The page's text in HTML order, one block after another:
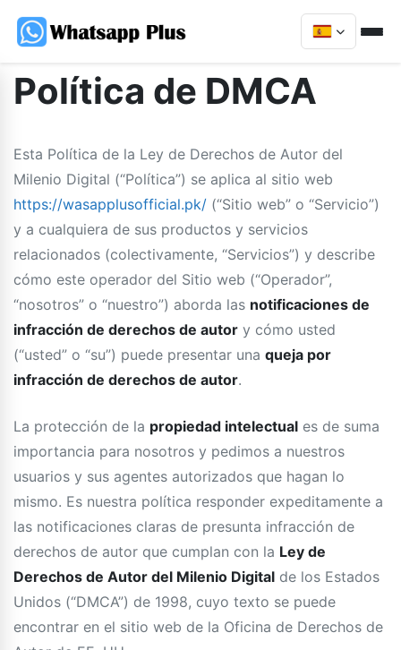
Política de DMCA
Esta Política de la Ley de Derechos de Autor del
Milenio Digital (“Política”) se aplica al sitio web
https://wasapplusofficial.pk/ (“Sitio web” o “Servicio”)
y a cualquiera de sus productos y servicios
relacionados (colectivamente, “Servicios”) y describe
cómo este operador del Sitio web (“Operador”,
“nosotros” o “nuestro”) aborda las notificaciones de
infracción de derechos de autor y cómo usted
(“usted” o “su”) puede presentar una queja por
infracción de derechos de autor.
La protección de la propiedad intelectual es de suma
importancia para nosotros y pedimos a nuestros
usuarios y sus agentes autorizados que hagan lo
mismo. Es nuestra política responder expeditamente a
las notificaciones claras de presunta infracción de
derechos de autor que cumplan con la Ley de
Derechos de Autor del Milenio Digital de los Estados
Unidos (“DMCA”) de 1998, cuyo texto se puede
encontrar en el sitio web de la Oficina de Derechos de